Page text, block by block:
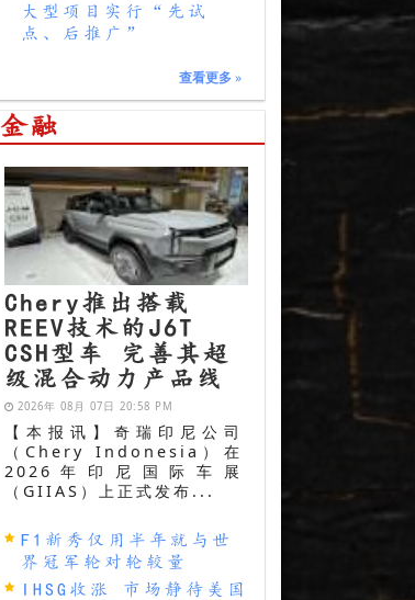
大型项目实行“先试
点、后推广”
查看更多 »
金融
Chery推出搭载
REEV技术的J6T
CSH型车 完善其超
级混合动力产品线
2026年 08月 07日 20:58 PM
【本报讯】奇瑞印尼公司
（Chery Indonesia）在
2026年印尼国际车展
（GIIAS）上正式发布...
F1新秀仅用半年就与世
界冠军轮对轮较量
IHSG收涨 市场静待美国